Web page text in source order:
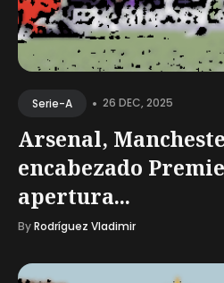
Serie-A • 26 DEC, 2025
Arsenal,
encabezado
apertura...
ByRodríguez Vladimir